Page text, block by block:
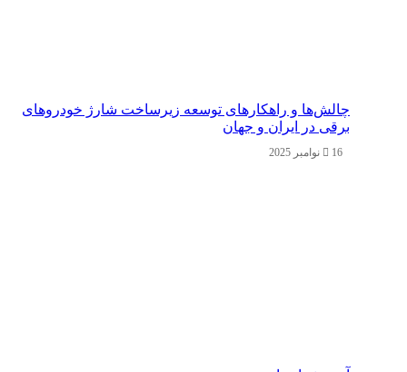
چالش‌ها و راهکارهای توسعه زیرساخت شارژ خودروهای
برقی در ایران و جهان
16 نوامبر 2025